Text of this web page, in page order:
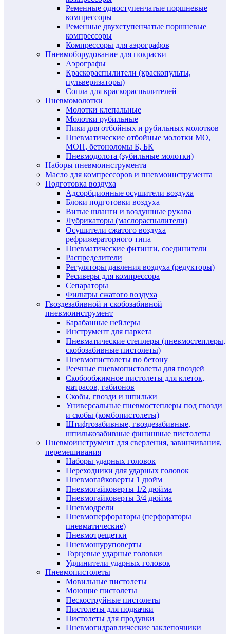
Ременные одноступенчатые поршневые
компрессоры
Ременные двухступенчатые поршневые
компрессоры
Компрессоры для аэрографов
Пневмоборудование для покраски
Аэрографы
Краскораспылители (краскопульты,
пульверизаторы)
Сопла для краскораспылителей
Пневмомолотки
Молотки клепальные
Молотки рубильные
Пики для отбойных и рубильных молотков
Пневматические отбойные молотки МО,
МОП, бетоноломы Б, БК
Пневмодолота (зубильные молотки)
Наборы пневмоинструмента
Масло для компрессоров и пневмоинструмента
Подготовка воздуха
Адсорбционные осушители воздуха
Блоки подготовки воздуха
Витые шланги и воздушные рукава
Лубрикаторы (маслораспылители)
Осушители сжатого воздуха
рефрижераторного типа
Пневматические фитинги, соединители
Распределители
Регуляторы давления воздуха (редукторы)
Ресиверы для компрессора
Сепараторы
Фильтры сжатого воздуха
Гвоздезабивной и скобозабивной
пневмоинструмент
Барабанные нейлеры
Инструмент для паркета
Пневматические степлеры (пневмостеплеры,
скобозабивные пистолеты)
Пневмопистолеты по бетону
Реечные пневмопистолеты для гвоздей
Скобообжимное пистолеты для клеток,
матрасов, габионов
Скобы, гвозди и шпильки
Универсальные пневмостеплеры под гвозди
и скобы (комбопистолеты)
Штифтозабивные, гвоздезабивные,
шпилькозабивные финишные пистолеты
Пневмоинструмент для сверления, завинчивания,
перемешивания
Наборы ударных головок
Переходники для ударных головок
Пневмогайковерты 1 дюйм
Пневмогайковерты 1/2 дюйма
Пневмогайковерты 3/4 дюйма
Пневмодрели
Пневмоперфораторы (перфораторы
пневматические)
Пневмотрещетки
Пневмошуруповерты
Торцевые ударные головки
Удлинители ударных головок
Пневмопистолеты
Мовильные пистолеты
Моющие пистолеты
Пескоструйные пистолеты
Пистолеты для подкачки
Пистолеты для продувки
Пневмогидравлические заклепочники